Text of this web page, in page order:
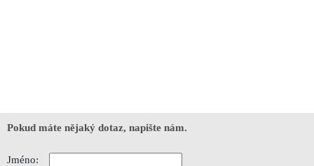
Pokud máte nějaký dotaz, napište nám.
Jméno: